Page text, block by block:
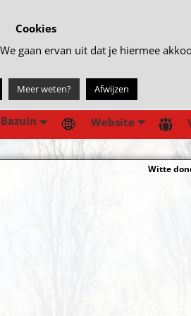
Bazuin Website
Witte
Cookies
gaan ervan uit dat je hiermee
Meer weten? Afwijzen